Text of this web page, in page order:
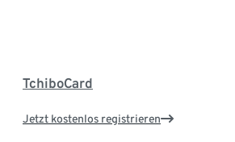
TchiboCard
Jetzt kostenlos registrieren